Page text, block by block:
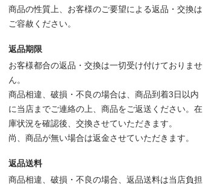
商品の性質上、お客様のご要望による返品・交換は
ご容赦ください。
返品期限
お客様都合の返品・交換は一切受け付けておりませ
ん。
商品相違、破損・不良の場合は、商品到着3日以内
に当店までご連絡の上、商品をご返送ください。在
庫状況を確認後、交換させていただきます。
尚、商品が無い場合は返金させていただきます。
返品送料
商品相違、破損・不良の場合、返品送料は当店負担